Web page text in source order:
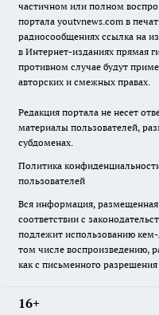
частичном или полном
портала youtvnews.com в
радиосообщениях ссылка на
в Интернет-изданиях прямая
противном случае будут
авторских и смежных правах.
Редакция портала не несет
материалы пользователей,
субдоменах.
Политика
пользователей
Вся информация, размещенная
соответствии с
подлежит использованию
том числе воспроизведению,
как с письменного
16+